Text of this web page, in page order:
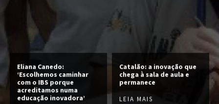
Eliana Canedo:
‘Escolhemos caminhar
com o IBS porque
acreditamos numa
educação inovadora’
Catalão: a inovação que
chega à sala de aula e
permanece
LEIA MAIS